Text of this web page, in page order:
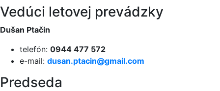
Vedúci letovej prevádzky
Dušan Ptačin
telefón: 0944 477 572
e-mail: dusan.ptacin@gmail.com
Predseda